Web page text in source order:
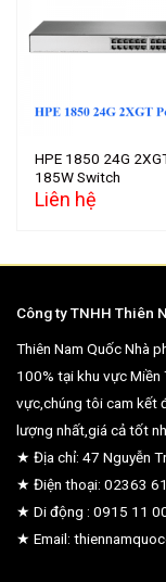
HPE 1850 24G
185W Switch
Liên hệ
Công ty TNHH Thiên
Thiên Nam Quốc Nhà
100% tại khu vực Miền
vực,chúng tôi cam kết
lượng nhất,giá cả tốt
★ Địa chỉ: 47 Nguyễn
★ Điện thoại: 02363
★ Di động : 0915 11
★ Email: